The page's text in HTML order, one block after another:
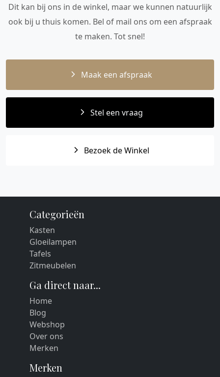
Dit kan bij ons in de winkel, maar we kunnen natuurlijk
ook bij u thuis komen. Bel of mail ons om een afspraak
te maken. Tot snel!
Maak een afspraak
Stel een vraag
Bezoek de Winkel
Categorieën
Kasten
Gloeilampen
Tafels
Zitmeubelen
Ga direct naar...
Home
Blog
Webshop
Over ons
Merken
Merken